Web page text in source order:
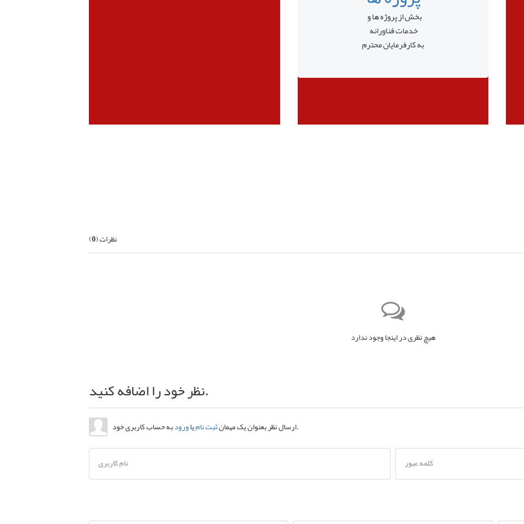
بخش از پروژه ها و
خدمات فناورانه
به کارفرمایان محترم
نظرات (0
)
هیچ نظری در اینجا وجود ندارد
نظر خود را اضافه کنید.
ارسال نظر بعنوان یک مهمانثبت نامیاورود به حساب کاربری خود.
نام کاربری کلمه عبور